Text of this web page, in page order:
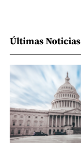
Últimas Noticias